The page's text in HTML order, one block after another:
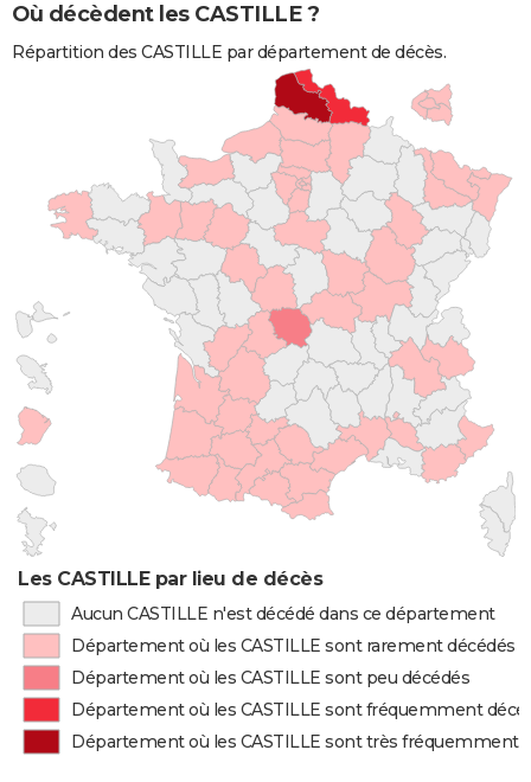
Où décèdent les CASTILLE ?
Répartition des CASTILLE par département de décès.
Les CASTILLE par lieu de décès
Aucun CASTILLE n'est décédé dans ce département
Département où les CASTILLE sont rarement décédés
Département où les CASTILLE sont peu décédés
Département où les CASTILLE sont fréquemment
Département où les CASTILLE sont très fréquemment